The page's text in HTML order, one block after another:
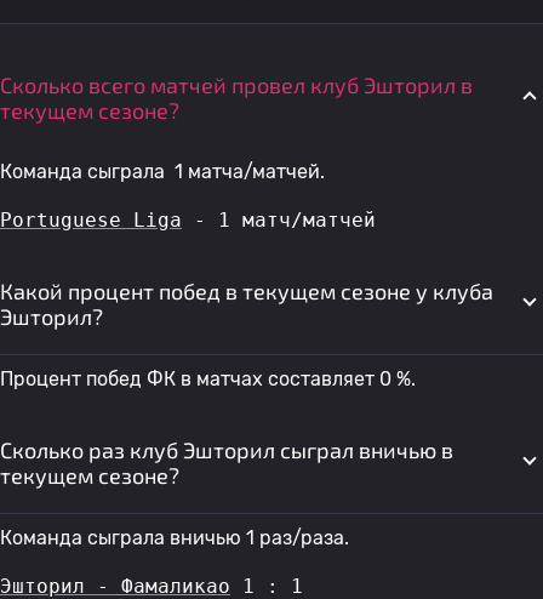
Сколько всего матчей провел клуб Эшторил в
текущем сезоне?
Команда сыграла 1 матча/матчей.
Portuguese Liga - 1 матч/матчей
Какой процент побед в текущем сезоне у клуба
Эшторил?
Процент побед ФК в матчах составляет 0 %.
Сколько раз клуб Эшторил сыграл вничью в
текущем сезоне?
Команда сыграла вничью 1 раз/раза.
Эшторил - Фамаликао 1 : 1